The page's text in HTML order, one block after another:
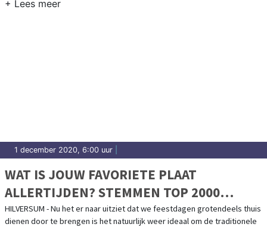
1 december 2020, 6:00 uur
WAT IS JOUW FAVORIETE PLAAT
ALLERTIJDEN? STEMMEN TOP 2000
VANDAAG VAN START
HILVERSUM - Nu het er naar uitziet dat we feestdagen grotendeels thuis
dienen door te brengen is het natuurlijk weer ideaal om de traditionele